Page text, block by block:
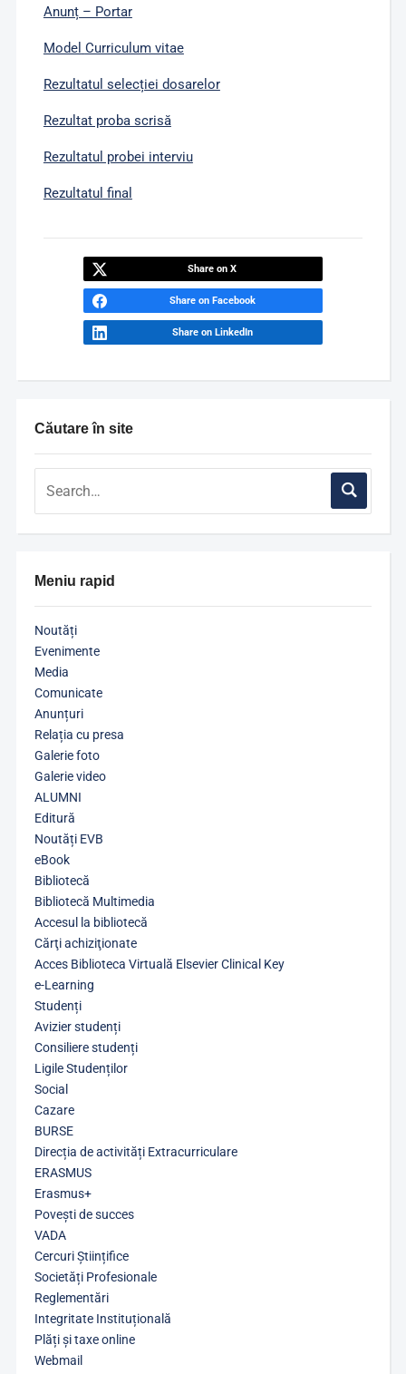
Căutare în site
Meniu rapid
Noutăți
Evenimente
Media
Comunicate
Anunțuri
Relația cu presa
Galerie foto
Galerie video
ALUMNI
Editură
Noutăți EVB
eBook
Bibliotecă
Bibliotecă Multimedia
Accesul la bibliotecă
Cărţi achiziţionate
Acces Biblioteca Virtuală Elsevier Clinical Key
e-Learning
Studenți
Avizier studenți
Consiliere studenți
Ligile Studenților
Social
Cazare
BURSE
Direcția de activități Extracurriculare
ERASMUS
Erasmus+
Povești de succes
VADA
Cercuri Științifice
Societăți Profesionale
Reglementări
Integritate Instituțională
Plăți și taxe online
Webmail
Anunț – Portar
Model Curriculum vitae
Rezultatul selecției dosarelor
Rezultat proba scrisă
Rezultatul probei interviu
Rezultatul final
Share on X
Share on Facebook
Share on LinkedIn